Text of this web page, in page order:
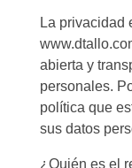
La privacidad
abierta y
personales.
política que
sus datos
¿Quién es el